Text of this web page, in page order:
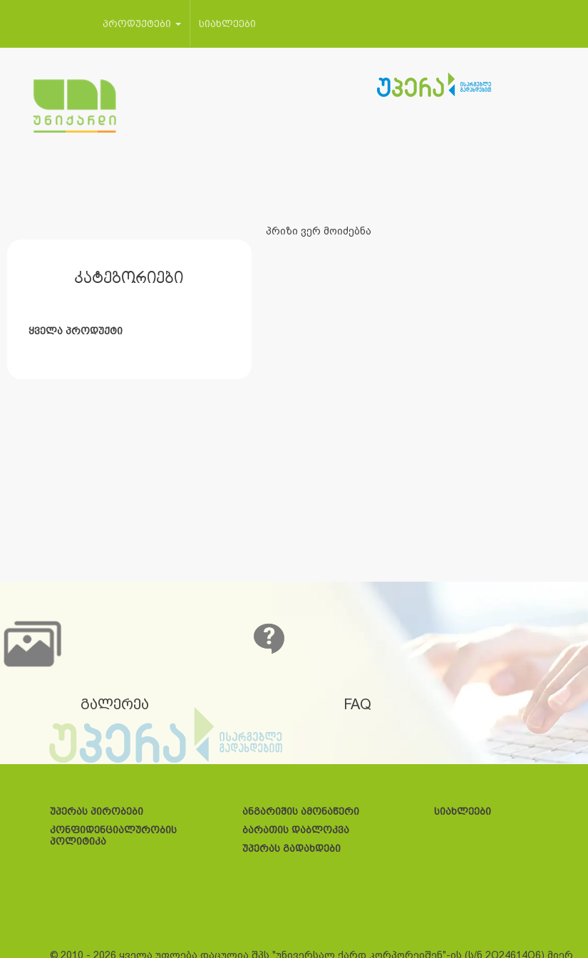
პროდუქტები სიახლეები
კატეგორიები
ყველა პროდუქტი
პრიზი ვერ მოიძებნა
გალერეა FAQ
უპერას პირობები
კონფიდენციალურობის
პოლიტიკა
ანგარიშის ამონაწერი
ბარათის დაბლოკვა
უპერას გადახდები
სიახლეები
© 2010 - 2026 ყველა უფლება დაცულია შპს "უნივერსალ ქარდ კორპორეიშენ"-ის (ს/ნ 2O24614O6) მიერ